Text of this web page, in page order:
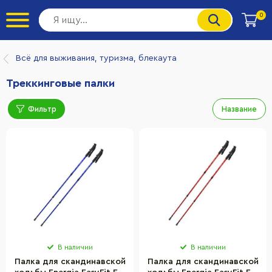
0
Всё для выживания, туризма, блекаута
Треккинговые палки
Фильтр Название
В наличии
Палка для скандинавской
В наличии
Палка для скандинавской